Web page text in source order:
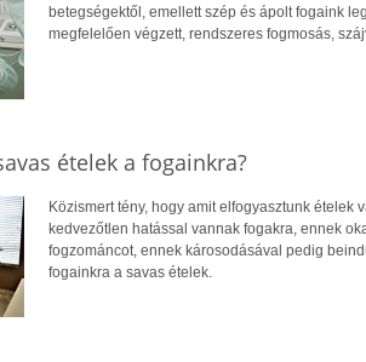
betegségektől, emellett szép és ápolt fogaink
megfelelően végzett, rendszeres fogmosás,
ételek a fogainkra?
Közismert tény, hogy amit elfogyasztunk ételek
kedvezőtlen hatással vannak fogakra, ennek
fogzománcot, ennek károsodásával pedig
fogainkra a savas ételek.